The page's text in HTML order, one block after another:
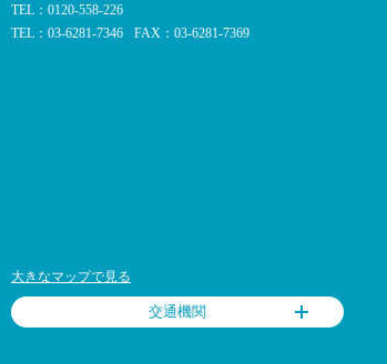
TEL：0120-558-226
TEL：03-6281-7346
FAX：03-6281-7369
大きなマップで見る
交通機関